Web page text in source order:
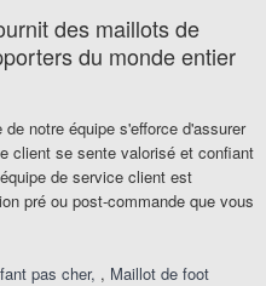
des maillots de
du monde entier
notre équipe s'efforce d'assurer
client se sente valorisé et confiant
de service client est
pré ou post-commande que vous
pas cher , Maillot de foot